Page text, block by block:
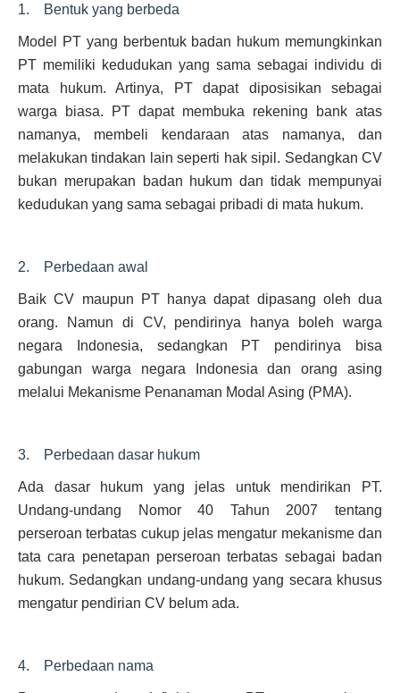
1. Bentuk yang berbeda
Model PT yang berbentuk badan hukum memungkinkan
PT memiliki kedudukan yang sama sebagai individu di
mata hukum. Artinya, PT dapat diposisikan sebagai
warga biasa. PT dapat membuka rekening bank atas
namanya, membeli kendaraan atas namanya, dan
melakukan tindakan lain seperti hak sipil. Sedangkan CV
bukan merupakan badan hukum dan tidak mempunyai
kedudukan yang sama sebagai pribadi di mata hukum.
2. Perbedaan awal
Baik CV maupun PT hanya dapat dipasang oleh dua
orang. Namun di CV, pendirinya hanya boleh warga
negara Indonesia, sedangkan PT pendirinya bisa
gabungan warga negara Indonesia dan orang asing
melalui Mekanisme Penanaman Modal Asing (PMA).
3. Perbedaan dasar hukum
Ada dasar hukum yang jelas untuk mendirikan PT.
Undang-undang Nomor 40 Tahun 2007 tentang
perseroan terbatas cukup jelas mengatur mekanisme dan
tata cara penetapan perseroan terbatas sebagai badan
hukum. Sedangkan undang-undang yang secara khusus
mengatur pendirian CV belum ada.
4. Perbedaan nama